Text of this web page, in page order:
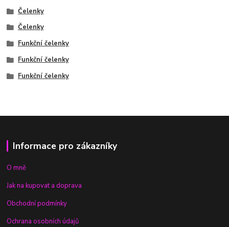
Čelenky
Čelenky
Funkční čelenky
Funkční čelenky
Funkční čelenky
Informace pro zákazníky
O mně
Jak na kupovat a doprava
Obchodní podmínky
Ochrana osobních údajů